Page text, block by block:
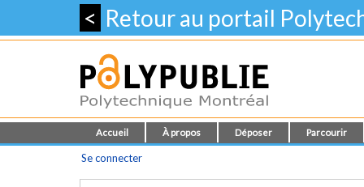
< Retour au portail
Accueil À propos Déposer Parcourir
Se connecter